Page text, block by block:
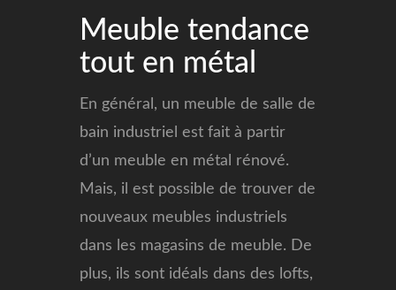
Meuble tendance
tout en métal
En général, un meuble de salle de
bain industriel est fait à partir
d’un meuble en métal rénové.
Mais, il est possible de trouver de
nouveaux meubles industriels
dans les magasins de meuble. De
plus, ils sont idéals dans des lofts,